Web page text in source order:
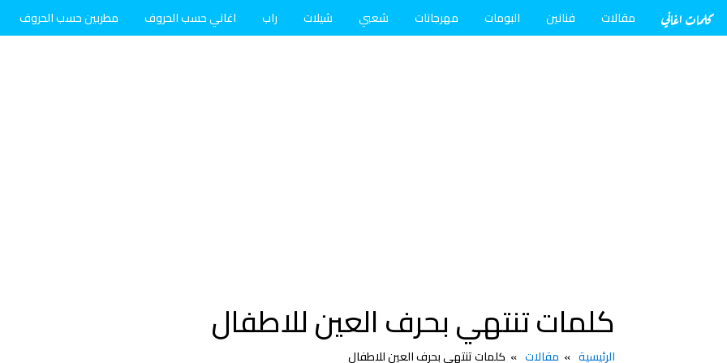
كلمات اغاني مقالات فنانين البومات مهرجانات شعبي شيلات راب اغاني حسب الحروف مطربين حسب الحروف
كلمات تنتهي بحرف العين للاطفال
الرئيسية مقالات كلمات تنتهي بحرف العين للاطفال